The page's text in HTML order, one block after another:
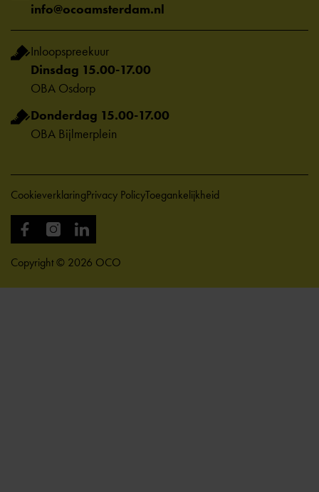
info@ocoamsterdam.nl
Inloopspreekuur
Dinsdag 15.00-17.00
OBA Osdorp
Donderdag 15.00-17.00
OBA Bijlmerplein
Copyright © 2026 OCO
CookieverklaringPrivacy PolicyToegankelijkheid